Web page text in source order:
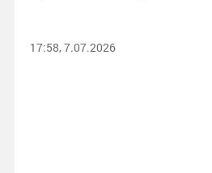
17:58, 7.07.2026